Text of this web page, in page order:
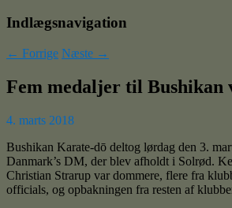
Indlægsnavigation
← Forrige Næste →
Fem medaljer til Bushikan
Bushikan Karate-dō deltog lørdag den 3.
Danmark’s DM, der blev afholdt i Solrød.
Christian Strarup var dommere, flere fra
officials, og opbakningen fra resten af